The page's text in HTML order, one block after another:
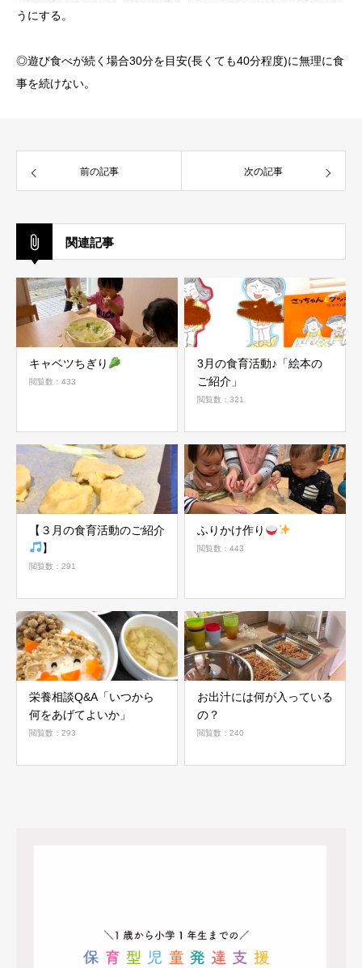
うにする。
◎遊び食べが続く場合30分を目安(長くても40分程度)に無理に食
事を続けない。
前の記事 次の記事
関連記事
キャベツちぎり
閲覧数：433
3月の食育活動♪「絵本の
ご紹介」
閲覧数：321
【３月の食育活動のご紹介
】
閲覧数：291
ふりかけ作り
閲覧数：443
栄養相談Q&A「いつから
何をあげてよいか」
閲覧数：293
お出汁には何が入っている
の？
閲覧数：240